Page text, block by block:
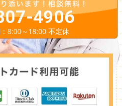
4906
8:00～18:00 不定休